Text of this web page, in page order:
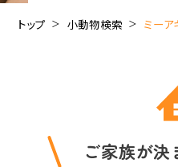
トップ 小動物検索 ミーア
ご家族が決